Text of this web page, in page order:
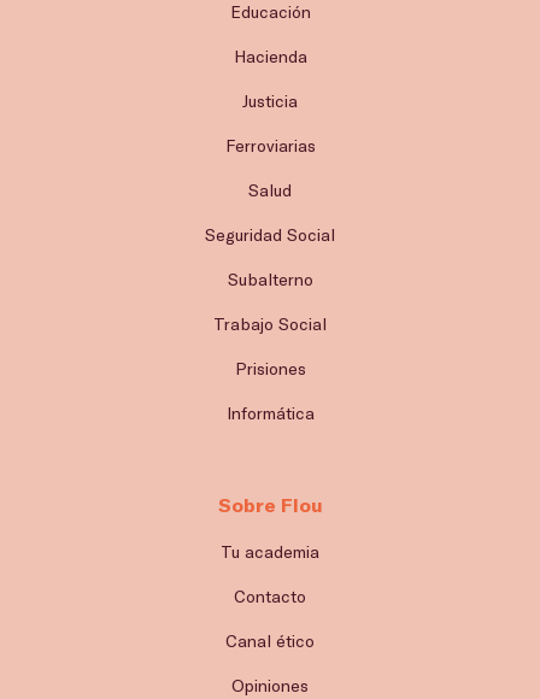
Educación
Hacienda
Justicia
Ferroviarias
Salud
Seguridad Social
Subalterno
Trabajo Social
Prisiones
Informática
Sobre Flou
Tu academia
Contacto
Canal ético
Opiniones